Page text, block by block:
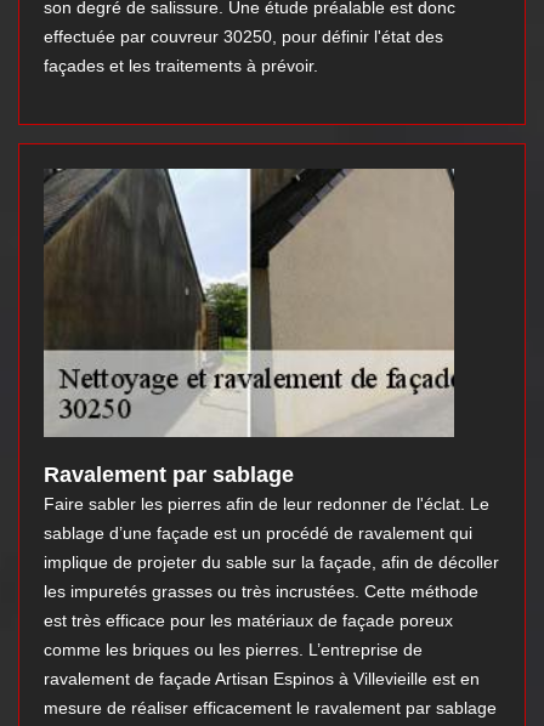
son degré de salissure. Une étude préalable est donc
effectuée par couvreur 30250, pour définir l'état des
façades et les traitements à prévoir.
Ravalement par sablage
Faire sabler les pierres afin de leur redonner de l'éclat. Le
sablage d’une façade est un procédé de ravalement qui
implique de projeter du sable sur la façade, afin de décoller
les impuretés grasses ou très incrustées. Cette méthode
est très efficace pour les matériaux de façade poreux
comme les briques ou les pierres. L’entreprise de
ravalement de façade Artisan Espinos à Villevieille est en
mesure de réaliser efficacement le ravalement par sablage